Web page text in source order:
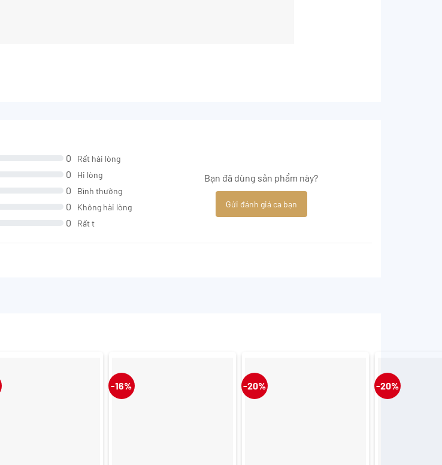
0 Rất hài lòng
0 Hi lòng
0 Bình thường
0 Không hài lòng
0 Rất t
Bạn đã dùng sản phẩm này?
Gửi đánh giá ca bạn
-16% -20% -20%